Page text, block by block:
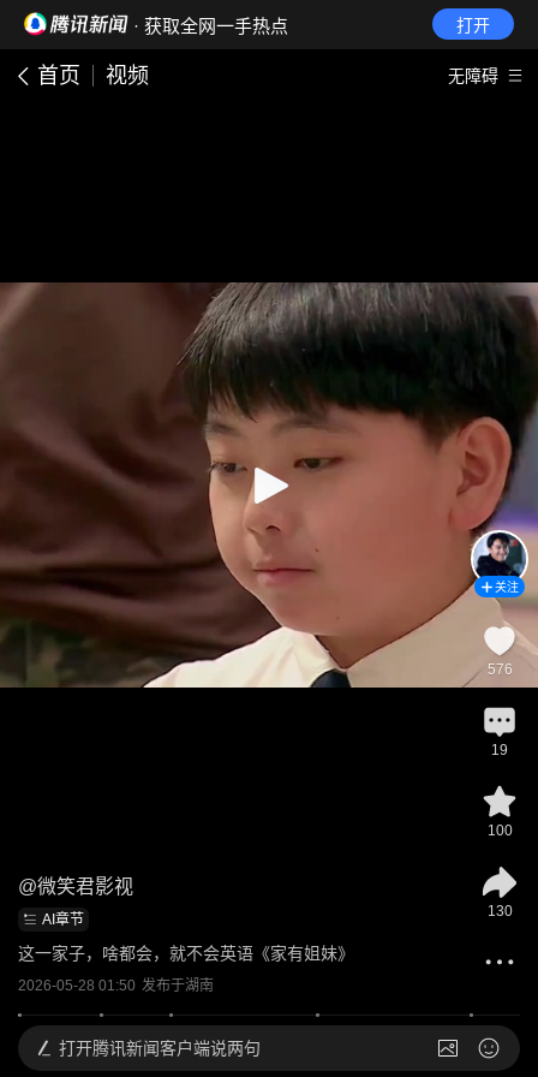
· 获取全网一手热点 打开
首页 视频 无障碍
@微笑君影视
AI章节
这一家子，啥都会，就不会英语《家有姐妹》
2026-05-28 01:50 发布于湖南
关注
576
19
100
130
打开腾讯新闻客户端说两句